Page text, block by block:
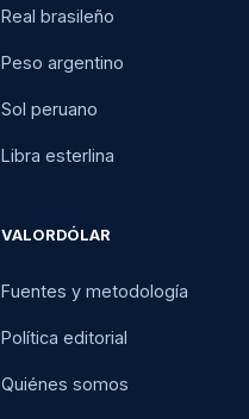
Real brasileño
Peso argentino
Sol peruano
Libra esterlina
VALORDÓLAR
Fuentes y metodología
Política editorial
Quiénes somos